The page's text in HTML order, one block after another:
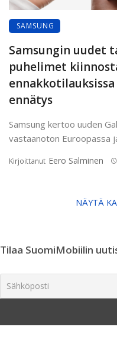
SAMSUNG
Samsungin uudet
puhelimet
ennätys
Samsung kertoo uuden
vastaanoton Euroopassa
Kirjoittanut Eero Salminen
NÄYTÄ
Tilaa SuomiMobiilin